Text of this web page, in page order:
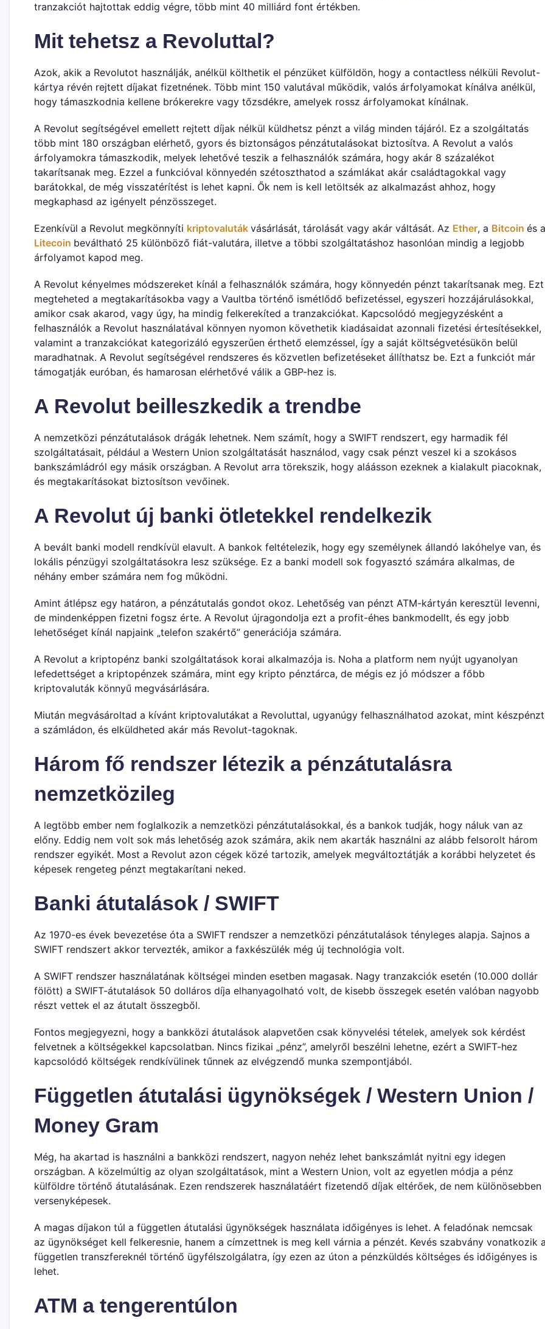
tranzakciót hajtottak eddig végre, több mint 40 milliárd font értékben.
Mit tehetsz a Revoluttal?
Azok, akik a Revolutot használják, anélkül költhetik el pénzüket külföldön, hogy a contactless nélküli Revolut-
kártya révén rejtett díjakat fizetnének. Több mint 150 valutával működik, valós árfolyamokat kínálva anélkül,
hogy támaszkodnia kellene brókerekre vagy tőzsdékre, amelyek rossz árfolyamokat kínálnak.
A Revolut segítségével emellett rejtett díjak nélkül küldhetsz pénzt a világ minden tájáról. Ez a szolgáltatás
több mint 180 országban elérhető, gyors és biztonságos pénzátutalásokat biztosítva. A Revolut a valós
árfolyamokra támaszkodik, melyek lehetővé teszik a felhasználók számára, hogy akár 8 százalékot
takarítsanak meg. Ezzel a funkcióval könnyedén szétoszthatod a számlákat akár családtagokkal vagy
barátokkal, de még visszatérítést is lehet kapni. Ők nem is kell letöltsék az alkalmazást ahhoz, hogy
megkaphasd az igényelt pénzösszeget.
Ezenkívül a Revolut megkönnyíti kriptovaluták vásárlását, tárolását vagy akár váltását. Az Ether, a Bitcoin és a
Litecoin beváltható 25 különböző fiát-valutára, illetve a többi szolgáltatáshoz hasonlóan mindig a legjobb
árfolyamot kapod meg.
A Revolut kényelmes módszereket kínál a felhasználók számára, hogy könnyedén pénzt takarítsanak meg. Ezt
megteheted a megtakarításokba vagy a Vaultba történő ismétlődő befizetéssel, egyszeri hozzájárulásokkal,
amikor csak akarod, vagy úgy, ha mindig felkerekíted a tranzakciókat. Kapcsolódó megjegyzésként a
felhasználók a Revolut használatával könnyen nyomon követhetik kiadásaidat azonnali fizetési értesítésekkel,
valamint a tranzakciókat kategorizáló egyszerűen érthető elemzéssel, így a saját költségvetésükön belül
maradhatnak. A Revolut segítségével rendszeres és közvetlen befizetéseket állíthatsz be. Ezt a funkciót már
támogatják euróban, és hamarosan elérhetővé válik a GBP-hez is.
A Revolut beilleszkedik a trendbe
A nemzetközi pénzátutalások drágák lehetnek. Nem számít, hogy a SWIFT rendszert, egy harmadik fél
szolgáltatásait, például a Western Union szolgáltatását használod, vagy csak pénzt veszel ki a szokásos
bankszámládról egy másik országban. A Revolut arra törekszik, hogy aláásson ezeknek a kialakult piacoknak,
és megtakarításokat biztosítson vevőinek.
A Revolut új banki ötletekkel rendelkezik
A bevált banki modell rendkívül elavult. A bankok feltételezik, hogy egy személynek állandó lakóhelye van, és
lokális pénzügyi szolgáltatásokra lesz szüksége. Ez a banki modell sok fogyasztó számára alkalmas, de
néhány ember számára nem fog működni.
Amint átlépsz egy határon, a pénzátutalás gondot okoz. Lehetőség van pénzt ATM-kártyán keresztül levenni,
de mindenképpen fizetni fogsz érte. A Revolut újragondolja ezt a profit-éhes bankmodellt, és egy jobb
lehetőséget kínál napjaink „telefon szakértő” generációja számára.
A Revolut a kriptopénz banki szolgáltatások korai alkalmazója is. Noha a platform nem nyújt ugyanolyan
lefedettséget a kriptopénzek számára, mint egy kripto pénztárca, de mégis ez jó módszer a főbb
kriptovaluták könnyű megvásárlására.
Miután megvásároltad a kívánt kriptovalutákat a Revoluttal, ugyanúgy felhasználhatod azokat, mint készpénzt
a számládon, és elküldheted akár más Revolut-tagoknak.
Három fő rendszer létezik a pénzátutalásra
nemzetközileg
A legtöbb ember nem foglalkozik a nemzetközi pénzátutalásokkal, és a bankok tudják, hogy náluk van az
előny. Eddig nem volt sok más lehetőség azok számára, akik nem akarták használni az alább felsorolt ​​három
rendszer egyikét. Most a Revolut azon cégek közé tartozik, amelyek megváltoztátják a korábbi helyzetet és
képesek rengeteg pénzt megtakarítani neked.
Banki átutalások / SWIFT
Az 1970-es évek bevezetése óta a SWIFT rendszer a nemzetközi pénzátutalások tényleges alapja. Sajnos a
SWIFT rendszert akkor tervezték, amikor a faxkészülék még új technológia volt.
A SWIFT rendszer használatának költségei minden esetben magasak. Nagy tranzakciók esetén (10.000 dollár
fölött) a SWIFT-átutalások 50 dolláros díja elhanyagolható volt, de kisebb összegek esetén valóban nagyobb
részt vettek el az átutalt összegből.
Fontos megjegyezni, hogy a bankközi átutalások alapvetően csak könyvelési tételek, amelyek sok kérdést
felvetnek a költségekkel kapcsolatban. Nincs fizikai „pénz”, amelyről beszélni lehetne, ezért a SWIFT-hez
kapcsolódó költségek rendkívülinek tűnnek az elvégzendő munka szempontjából.
Független átutalási ügynökségek / Western Union /
Money Gram
Még, ha akartad is használni a bankközi rendszert, nagyon nehéz lehet bankszámlát nyitni egy idegen
országban. A közelmúltig az olyan szolgáltatások, mint a Western Union, volt az egyetlen módja a pénz
külföldre történő átutalásának. Ezen rendszerek használatáért fizetendő díjak eltérőek, de nem különösebben
versenyképesek.
A magas díjakon túl a független átutalási ügynökségek használata időigényes is lehet. A feladónak nemcsak
az ügynökséget kell felkeresnie, hanem a címzettnek is meg kell várnia a pénzét. Kevés szabvány vonatkozik
független transzfereknél történő ügyfélszolgálatra, így ezen az úton a pénzküldés költséges és időigényes is
lehet.
ATM a tengerentúlon